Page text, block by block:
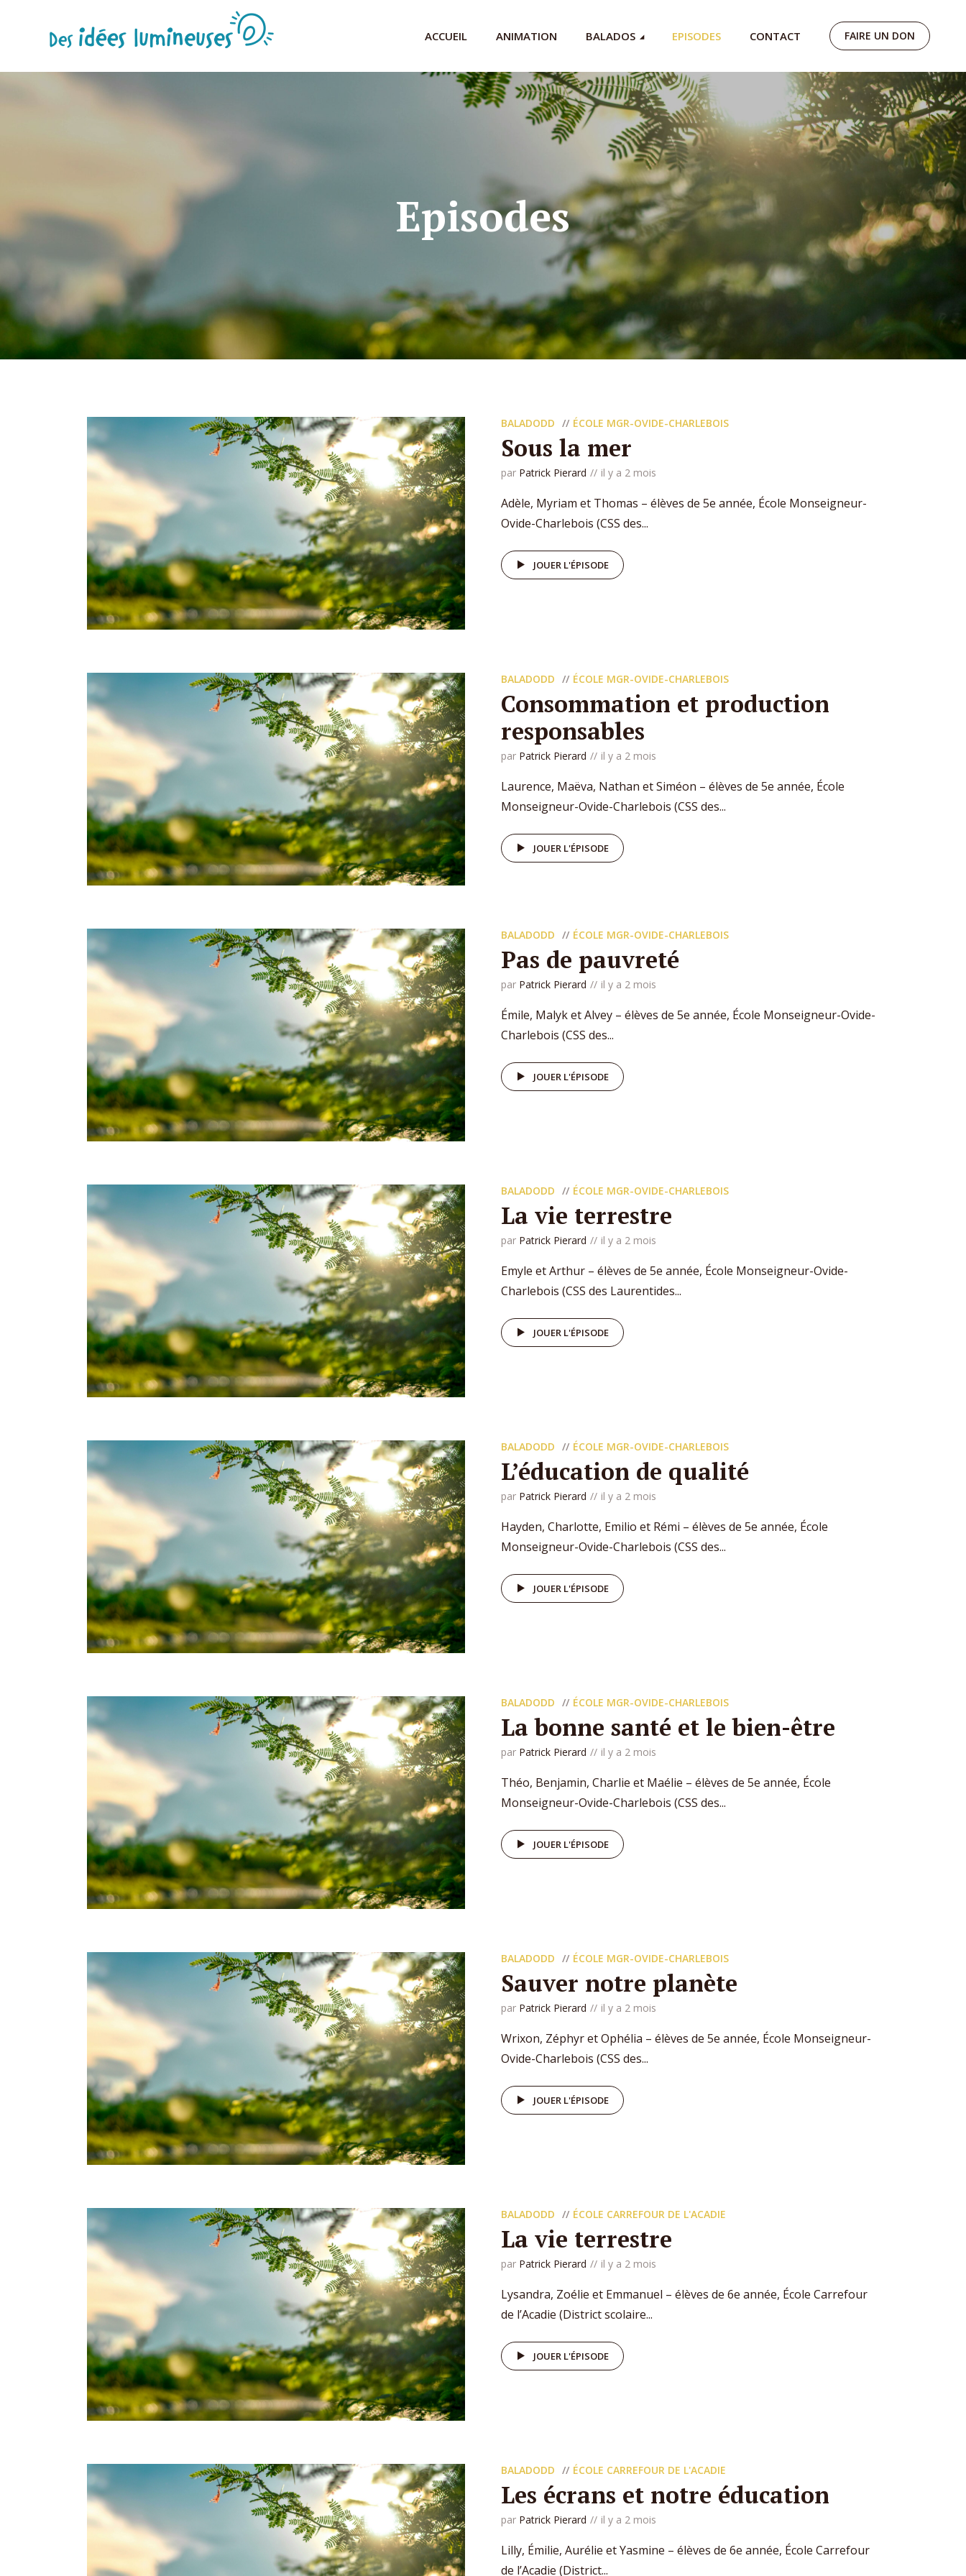
ACCUEIL ANIMATION BALADOS EPISODES CONTACT FAIRE UN DON
Episodes
BALADODD ÉCOLE MGR-OVIDE-CHARLEBOIS
Sous la mer
par Patrick Pierard il y a 2 mois
Adèle, Myriam et Thomas – élèves de 5e année, École Monseigneur-
Ovide-Charlebois (CSS des...
JOUER L'ÉPISODE
BALADODD ÉCOLE MGR-OVIDE-CHARLEBOIS
Consommation et production
responsables
par Patrick Pierard il y a 2 mois
Laurence, Maëva, Nathan et Siméon – élèves de 5e année, École
Monseigneur-Ovide-Charlebois (CSS des...
JOUER L'ÉPISODE
BALADODD ÉCOLE MGR-OVIDE-CHARLEBOIS
Pas de pauvreté
par Patrick Pierard il y a 2 mois
Émile, Malyk et Alvey – élèves de 5e année, École Monseigneur-Ovide-
Charlebois (CSS des...
JOUER L'ÉPISODE
BALADODD ÉCOLE MGR-OVIDE-CHARLEBOIS
La vie terrestre
par Patrick Pierard il y a 2 mois
Emyle et Arthur – élèves de 5e année, École Monseigneur-Ovide-
Charlebois (CSS des Laurentides...
JOUER L'ÉPISODE
BALADODD ÉCOLE MGR-OVIDE-CHARLEBOIS
L’éducation de qualité
par Patrick Pierard il y a 2 mois
Hayden, Charlotte, Emilio et Rémi – élèves de 5e année, École
Monseigneur-Ovide-Charlebois (CSS des...
JOUER L'ÉPISODE
BALADODD ÉCOLE MGR-OVIDE-CHARLEBOIS
La bonne santé et le bien-être
par Patrick Pierard il y a 2 mois
Théo, Benjamin, Charlie et Maélie – élèves de 5e année, École
Monseigneur-Ovide-Charlebois (CSS des...
JOUER L'ÉPISODE
BALADODD ÉCOLE MGR-OVIDE-CHARLEBOIS
Sauver notre planète
par Patrick Pierard il y a 2 mois
Wrixon, Zéphyr et Ophélia – élèves de 5e année, École Monseigneur-
Ovide-Charlebois (CSS des...
JOUER L'ÉPISODE
BALADODD ÉCOLE CARREFOUR DE L'ACADIE
La vie terrestre
par Patrick Pierard il y a 2 mois
Lysandra, Zoélie et Emmanuel – élèves de 6e année, École Carrefour
de l’Acadie (District scolaire...
JOUER L'ÉPISODE
BALADODD ÉCOLE CARREFOUR DE L'ACADIE
Les écrans et notre éducation
par Patrick Pierard il y a 2 mois
Lilly, Émilie, Aurélie et Yasmine – élèves de 6e année, École Carrefour
de l’Acadie (District...